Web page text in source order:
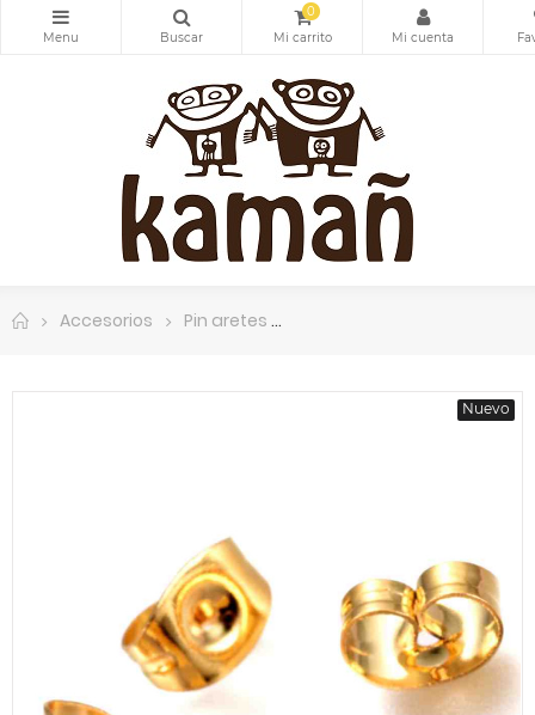
0
Accesorios Pin aretes
Nuevo